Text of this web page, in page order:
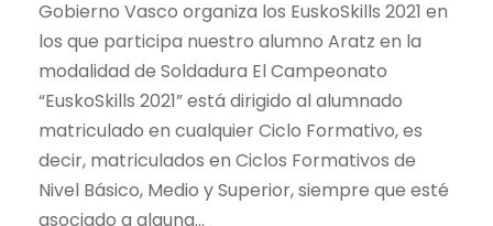
Gobierno Vasco organiza los EuskoSkills 2021 en
los que participa nuestro alumno Aratz en la
modalidad de Soldadura El Campeonato
“EuskoSkills 2021” está dirigido al alumnado
matriculado en cualquier Ciclo Formativo, es
decir, matriculados en Ciclos Formativos de
Nivel Básico, Medio y Superior, siempre que esté
asociado a alguna...